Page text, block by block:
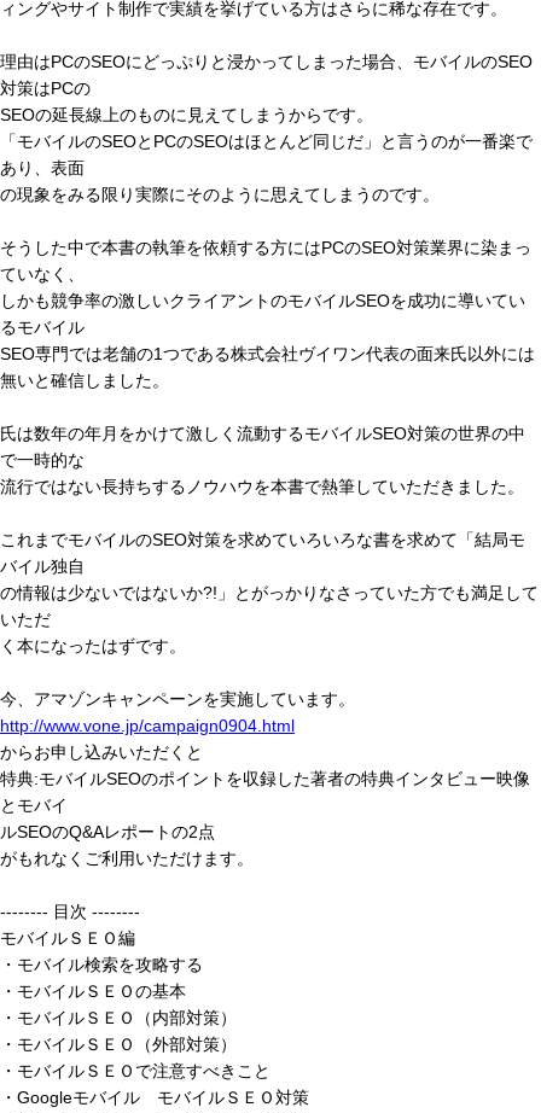
ィングやサイト制作で実績を挙げている方はさらに稀な存在です。
理由はPCのSEOにどっぷりと浸かってしまった場合、モバイルのSEO
対策はPCの
SEOの延長線上のものに見えてしまうからです。
「モバイルのSEOとPCのSEOはほとんど同じだ」と言うのが一番楽で
あり、表面
の現象をみる限り実際にそのように思えてしまうのです。
そうした中で本書の執筆を依頼する方にはPCのSEO対策業界に染まっ
ていなく、
しかも競争率の激しいクライアントのモバイルSEOを成功に導いてい
るモバイル
SEO専門では老舗の1つである株式会社ヴイワン代表の面来氏以外には
無いと確信しました。
氏は数年の年月をかけて激しく流動するモバイルSEO対策の世界の中
で一時的な
流行ではない長持ちするノウハウを本書で熱筆していただきました。
これまでモバイルのSEO対策を求めていろいろな書を求めて「結局モ
バイル独自
の情報は少ないではないか?!」とがっかりなさっていた方でも満足して
いただ
く本になったはずです。
今、アマゾンキャンペーンを実施しています。
http://www.vone.jp/campaign0904.html
からお申し込みいただくと
特典:モバイルSEOのポイントを収録した著者の特典インタビュー映像
とモバイ
ルSEOのQ&Aレポートの2点
がもれなくご利用いただけます。
-------- 目次 --------
モバイルＳＥＯ編
・モバイル検索を攻略する
・モバイルＳＥＯの基本
・モバイルＳＥＯ（内部対策）
・モバイルＳＥＯ（外部対策）
・モバイルＳＥＯで注意すべきこと
・Googleモバイル モバイルＳＥＯ対策